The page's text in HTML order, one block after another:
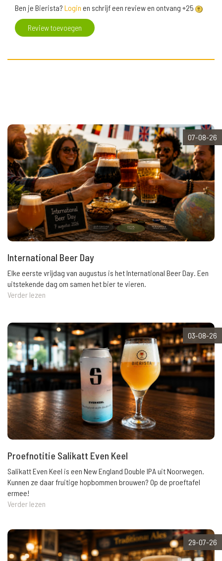
Ben je Bierista? Login en schrijf een review en ontvang +25
Review toevoegen
07-08-26
International Beer Day
Elke eerste vrijdag van augustus is het International Beer Day. Een
uitstekende dag om samen het bier te vieren.
Verder lezen
03-08-26
Proefnotitie Salikatt Even Keel
Salikatt Even Keel is een New England Double IPA uit Noorwegen.
Kunnen ze daar fruitige hopbommen brouwen? Op de proeftafel
ermee!
Verder lezen
29-07-26